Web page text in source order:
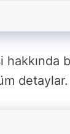
hakkında
detaylar.